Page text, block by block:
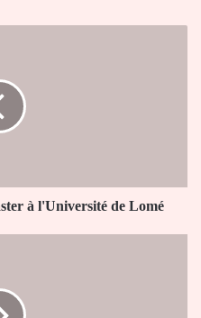
à l'Université de Lomé